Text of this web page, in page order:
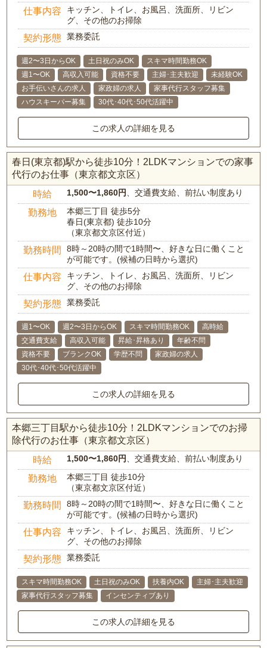
仕事内容
キッチン、トイレ、お風呂、洗面所、リビン
グ、その他のお掃除
契約形態 業務委託
週2〜3日からOK 土日祝のみOK
スキマ時間勤務OK
週1〜OK
高収入可能 資格不要 主婦･主夫歓迎
未経験OK
お手伝いさんの求人
家政婦の求人
家事代行スタッフ募集
ハウスキーパー募集
30代･40代･50代活躍中
この求人の詳細を見る
春日(東京都)駅から徒歩10分！2LDKマンションでの家事
代行のお仕事（東京都文京区）
時給 1,500〜1,860円、交通費支給、前払い制度あり
勤務地
本郷三丁目 徒歩5分
春日(東京都) 徒歩10分
（東京都文京区付近）
勤務時間
8時～20時の間で1時間〜、好きな日に働くこと
が可能です。(候補の日時から選択)
仕事内容
キッチン、トイレ、お風呂、洗面所、リビン
グ、その他のお掃除
契約形態 業務委託
週1〜OK 週2〜3日からOK スキマ時間勤務OK
高時給
交通費支給
高収入可能 昇給･昇格あり
年齢不問
資格不要
ブランクOK 学歴不問
家政婦の求人
30代･40代･50代活躍中
この求人の詳細を見る
本郷三丁目駅から徒歩10分！2LDKマンションでのお掃
除代行のお仕事（東京都文京区）
時給 1,500〜1,860円、交通費支給、前払い制度あり
勤務地
本郷三丁目 徒歩10分
（東京都文京区付近）
勤務時間
8時～20時の間で1時間〜、好きな日に働くこと
が可能です。(候補の日時から選択)
仕事内容
キッチン、トイレ、お風呂、洗面所、リビン
グ、その他のお掃除
契約形態 業務委託
スキマ時間勤務OK 土日祝のみOK 扶養内OK
主婦･主夫歓迎
家事代行スタッフ募集
インセンティブあり
この求人の詳細を見る